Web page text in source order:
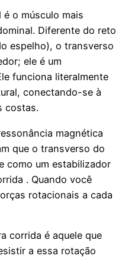
o músculo mais
Diferente do reto
espelho), o transverso
ele é um
funciona literalmente
conectando-se à
costas.
magnética
que o transverso do
como um estabilizador
. Quando você
rotacionais a cada
corrida é aquele que
a essa rotação